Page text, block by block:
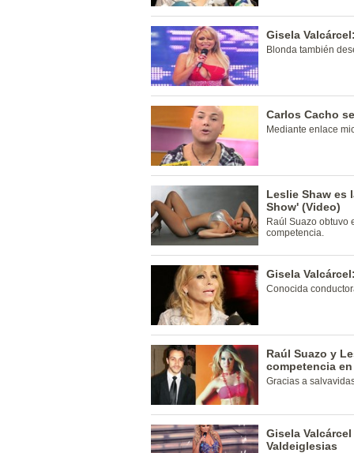
Gisela
Blonda también
Carlos Cacho
Mediante enlace
Leslie Shaw es
Show' (Video)
Raúl Suazo obtuvo
competencia.
Gisela
Conocida
Raúl Suazo y
competencia
Gracias a
Gisela
Valdeiglesias